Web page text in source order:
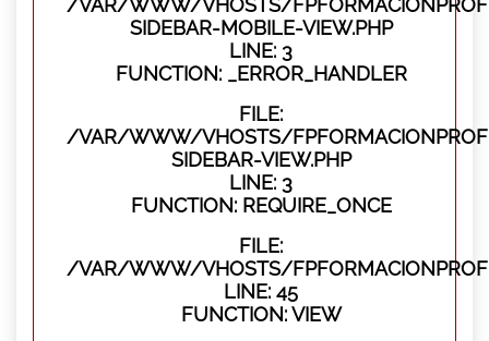
SIDEBAR-MOBILE-VIEW.PHP
LINE: 3
FUNCTION: _ERROR_HANDLER
FILE:
/VAR/WWW/VHOSTS/
SIDEBAR-VIEW.PHP
LINE: 3
FUNCTION: REQUIRE_ONCE
FILE:
/VAR/WWW/VHOSTS/
LINE: 45
FUNCTION: VIEW